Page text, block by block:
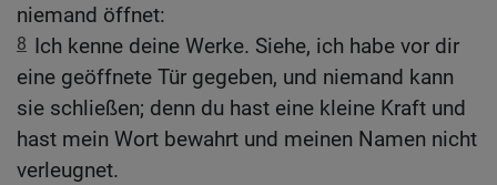
niemand öffnet:
8 Ich kenne deine Werke. Siehe, ich habe vor dir
eine geöffnete Tür gegeben, und niemand kann
sie schließen; denn du hast eine kleine Kraft und
hast mein Wort bewahrt und meinen Namen nicht
verleugnet.